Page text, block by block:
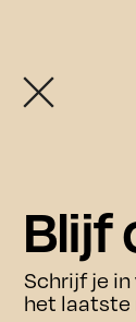
Bezoek
Blijf
Schrijf je
het laatste
De